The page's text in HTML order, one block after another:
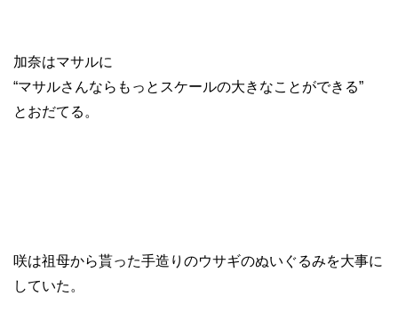
加奈はマサルに
“マサルさんならもっとスケールの大きなことができる”
とおだてる。
咲は祖母から貰った手造りのウサギのぬいぐるみを大事に
していた。